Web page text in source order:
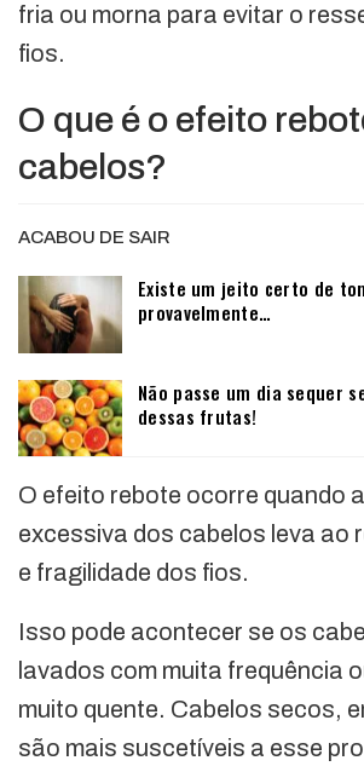
fria ou morna para evitar o
fios.
O que é o efeito
cabelos?
ACABOU DE SAIR
Existe um jeito certo de
provavelmente…
Não passe um dia sequer
dessas frutas!
O efeito rebote ocorre quando
excessiva dos cabelos leva ao
e fragilidade dos fios.
Isso pode acontecer se os
lavados com muita frequência
muito quente. Cabelos secos,
são mais suscetíveis a esse